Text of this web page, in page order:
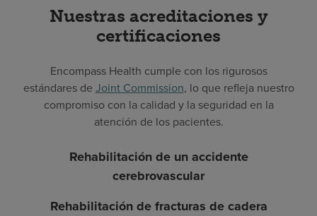
Nuestras acreditaciones y
certificaciones
Encompass Health cumple con los rigurosos
estándares de Joint Commission, lo que refleja nuestro
compromiso con la calidad y la seguridad en la
atención de los pacientes.
Rehabilitación de un accidente
cerebrovascular
Rehabilitación de fracturas de cadera